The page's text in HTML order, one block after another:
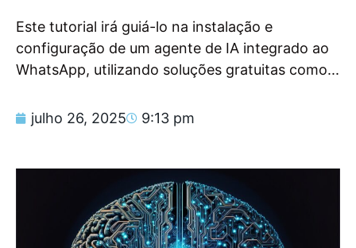
Este tutorial irá guiá-lo na instalação e
configuração de um agente de IA integrado ao
WhatsApp, utilizando soluções gratuitas como...
julho 26, 2025 9:13 pm